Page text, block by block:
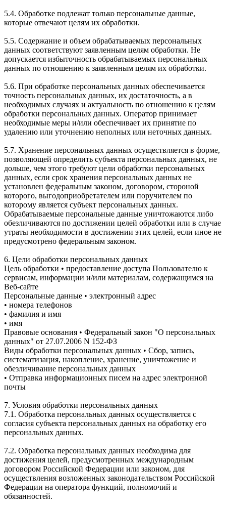
5.4. Обработке подлежат только персональные данные,
которые отвечают целям их обработки.
5.5. Содержание и объем обрабатываемых персональных
данных соответствуют заявленным целям обработки. Не
допускается избыточность обрабатываемых персональных
данных по отношению к заявленным целям их обработки.
5.6. При обработке персональных данных обеспечивается
точность персональных данных, их достаточность, а в
необходимых случаях и актуальность по отношению к целям
обработки персональных данных. Оператор принимает
необходимые меры и/или обеспечивает их принятие по
удалению или уточнению неполных или неточных данных.
5.7. Хранение персональных данных осуществляется в форме,
позволяющей определить субъекта персональных данных, не
дольше, чем этого требуют цели обработки персональных
данных, если срок хранения персональных данных не
установлен федеральным законом, договором, стороной
которого, выгодоприобретателем или поручителем по
которому является субъект персональных данных.
Обрабатываемые персональные данные уничтожаются либо
обезличиваются по достижении целей обработки или в случае
утраты необходимости в достижении этих целей, если иное не
предусмотрено федеральным законом.
6. Цели обработки персональных данных
Цель обработки • предоставление доступа Пользователю к
сервисам, информации и/или материалам, содержащимся на
Веб-сайте
Персональные данные • электронный адрес
• номера телефонов
• фамилия и имя
• имя
Правовые основания • Федеральный закон "О персональных
данных" от 27.07.2006 N 152-ФЗ
Виды обработки персональных данных • Сбор, запись,
систематизация, накопление, хранение, уничтожение и
обезличивание персональных данных
• Отправка информационных писем на адрес электронной
почты
7. Условия обработки персональных данных
7.1. Обработка персональных данных осуществляется с
согласия субъекта персональных данных на обработку его
персональных данных.
7.2. Обработка персональных данных необходима для
достижения целей, предусмотренных международным
договором Российской Федерации или законом, для
осуществления возложенных законодательством Российской
Федерации на оператора функций, полномочий и
обязанностей.